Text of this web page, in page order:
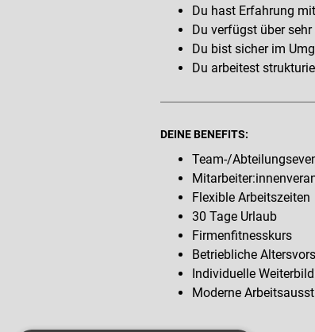
Du hast Erfahrung
Du verfügst über
Du bist sicher im
Du arbeitest
DEINE BENEFITS:
Team-/
Flexible Arbeitszeiten
30 Tage Urlaub
Firmenfitnesskurs
Betriebliche
Individuelle
Moderne